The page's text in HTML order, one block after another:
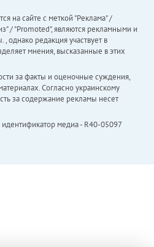
на сайте с меткой "Реклама" /
/ "Promoted", являются рекламными и
однако редакция участвует в
мнения, высказанные в этих
за факты и оценочные суждения,
Согласно украинскому
за содержание рекламы несет
медиа - R40-05097